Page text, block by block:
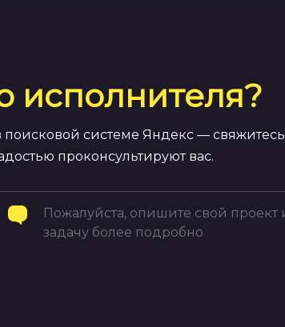
исполнителя?
поисковой системе Яндекс — свяжитесь
проконсультируют вас.